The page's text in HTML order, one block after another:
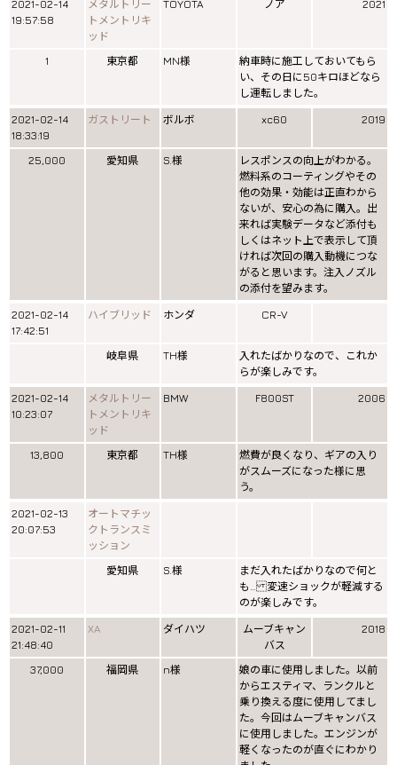
2021-02-14
19:57:58
メタルトリー
トメントリキ
ッド
TOYOTA ノア 2021
1 東京都 MN様
納車時に施工しておいてもら
い、その日に50キロほどなら
し運転しました。
2021-02-14
18:33:19
ガストリート ボルボ xc60 2019
25,000 愛知県 S.様
レスポンスの向上がわかる。
燃料系のコーティングやその
他の効果・効能は正直わから
ないが、安心の為に購入。出
来れば実験データなど添付も
しくはネット上で表示して頂
ければ次回の購入動機につな
がると思います。注入ノズル
の添付を望みます。
2021-02-14
17:42:51
ハイブリッド ホンダ CR-V
岐阜県 TH様
入れたばかりなので、これか
らが楽しみです。
2021-02-14
10:23:07
メタルトリー
トメントリキ
ッド
BMW F800ST 2006
13,800 東京都 TH様
燃費が良くなり、ギアの入り
がスムーズになった様に思
う。
2021-02-13
20:07:53
オートマチッ
クトランスミ
ッション
愛知県
S.様
まだ入れたばかりなので何と
も… 変速ショックが軽減する
のが楽しみです。
2021-02-11
21:48:40
XA ダイハツ
ムーブキャン
バス
2018
37,000 福岡県 n様
娘の車に使用しました。以前
からエスティマ、ランクルと
乗り換える度に使用してまし
た。今回はムーブキャンバス
に使用しました。エンジンが
軽くなったのが直ぐにわかり